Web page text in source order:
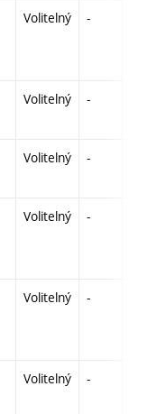
Volitelný -
Volitelný -
Volitelný -
Volitelný -
Volitelný -
Volitelný -